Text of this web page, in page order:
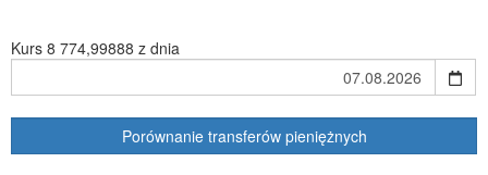
Kurs 8 774,99888 z dnia
Porównanie transferów pieniężnych